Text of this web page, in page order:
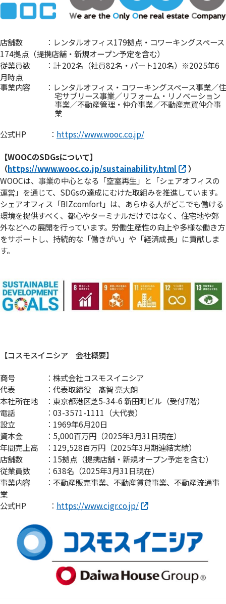
店舗数 ：レンタルオフィス179拠点・コワーキングスペース
174拠点（提携店舗・新規オープン予定を含む）
従業員数 ：計 202名（社員82名・パート120名）※2025年6
月時点
事業内容 ：レンタルオフィス・コワーキングスペース事業／住
宅サブリース事業／リフォーム・リノベーション
事業／不動産管理・仲介事業／不動産売買仲介事
業
公式HP ： https://www.wooc.co.jp/
【WOOCのSDGsについて】
（https://www.wooc.co.jp/sustainability.html
）
WOOCは、事業の中心となる「空室再生」と「シェアオフィスの
運営」を通じて、SDGsの達成にむけた取組みを推進しています。
シェアオフィス「BIZcomfort」は、あらゆる人がどこでも働ける
環境を提供すべく、都心やターミナルだけではなく、住宅地や郊
外などへの展開を行っています。労働生産性の向上や多様な働き方
をサポートし、持続的な「働きがい」や「経済成長」に貢献しま
す。
【コスモスイニシア 会社概要】
商号 ：株式会社コスモスイニシア
代表 ：代表取締役 髙智 亮大朗
本社所在地 ：東京都港区芝5-34-6 新田町ビル（受付7階）
電話 ：03-3571-1111（大代表）
設立 ：1969年6月20日
資本金 ：5,000百万円（2025年3月31日現在）
年間売上高 ：129,528百万円（2025年3月期連結実績）
店舗数 ：15拠点（提携店舗・新規オープン予定を含む）
従業員数 ：638名（2025年3月31日現在）
事業内容 ：不動産販売事業、不動産賃貸事業、不動産流通事
業
公式HP ： https://www.cigr.co.jp/